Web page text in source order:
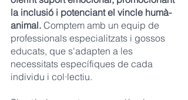
la inclusió i potenciant el vincle humà-
animal. Comptem amb un equip de
professionals especialitzats i gossos
educats, que s'adapten a les
necessitats específiques de cada
individu i col·lectiu.